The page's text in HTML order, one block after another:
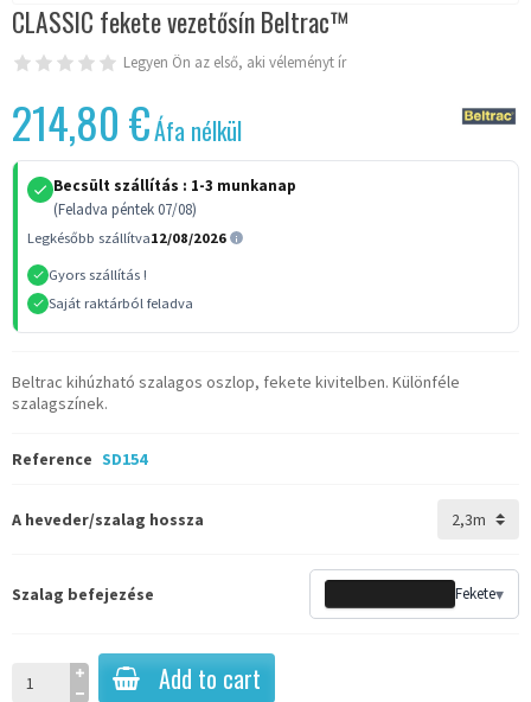
CLASSIC fekete vezetősín Beltrac™
Legyen Ön az első, aki véleményt ír
214,80 €Áfa nélkül
Becsült szállítás : 1-3 munkanap
(Feladva péntek 07/08)
Legkésőbb szállítva12/08/2026
Gyors szállítás !
Saját raktárból feladva
Beltrac kihúzható szalagos oszlop, fekete kivitelben. Különféle
szalagszínek.
Reference SD154
A heveder/szalag hossza
Szalag befejezése Fekete▾
Add to cart